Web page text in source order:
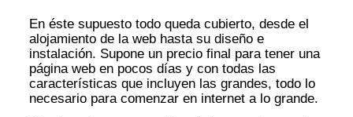
En éste supuesto todo queda cubierto, desde el
alojamiento de la web hasta su diseño e
instalación. Supone un precio final para tener una
página web en pocos días y con todas las
características que incluyen las grandes, todo lo
necesario para comenzar en internet a lo grande.